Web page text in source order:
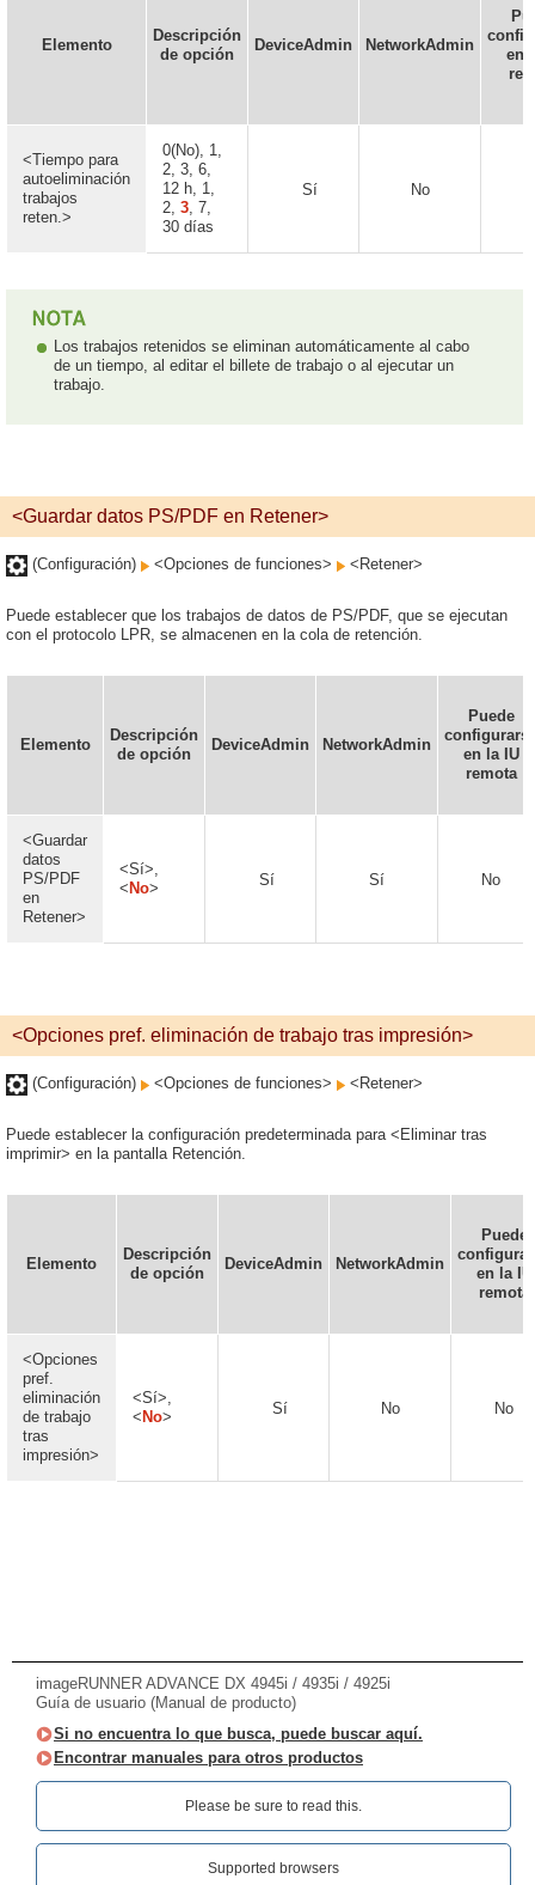
Elemento
Descripción
de opción
DeviceAdmin NetworkAdmin
en
<Tiempo para
autoeliminación
trabajos
reten.>
0(No), 1,
2, 3, 6,
12 h, 1,
2, 3, 7,
30 días
Sí No
Los trabajos retenidos se eliminan automáticamente al cabo
de un tiempo, al editar el billete de trabajo o al ejecutar un
trabajo.
<Guardar datos PS/PDF en Retener>
(Configuración) <Opciones de funciones> <Retener>
Puede establecer que los trabajos de datos de PS/PDF, que se ejecutan
con el protocolo LPR, se almacenen en la cola de retención.
Elemento
Descripción
de opción
DeviceAdmin NetworkAdmin
Puede
en la IU
remota
<Guardar
datos
PS/PDF
en
Retener>
<Sí>,
< No> Sí Sí No
<Opciones pref. eliminación de trabajo tras impresión>
(Configuración) <Opciones de funciones> <Retener>
Puede establecer la configuración predeterminada para <Eliminar tras
imprimir> en la pantalla Retención.
Elemento
Descripción
de opción
DeviceAdmin NetworkAdmin
Puede
en la IU
remota
<Opciones
pref.
eliminación
de trabajo
tras
impresión>
<Sí>,
< No> Sí No No
imageRUNNER ADVANCE DX 4945i / 4935i / 4925i
Guía de usuario (Manual de producto)
Si no encuentra lo que busca, puede buscar aquí.
Encontrar manuales para otros productos
Please be sure to read this.‎
Supported browsers